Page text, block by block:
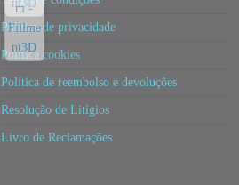
Política de privacidade
Política cookies
Política de reembolso e devoluções
Resolução de Litígios
Livro de Reclamações